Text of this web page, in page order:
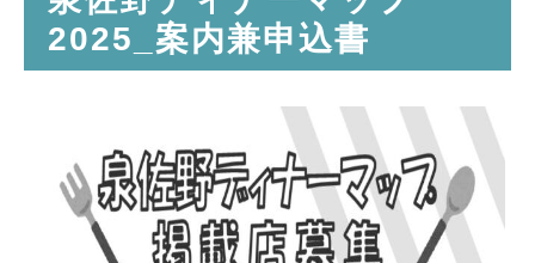
2025_案内兼申込書